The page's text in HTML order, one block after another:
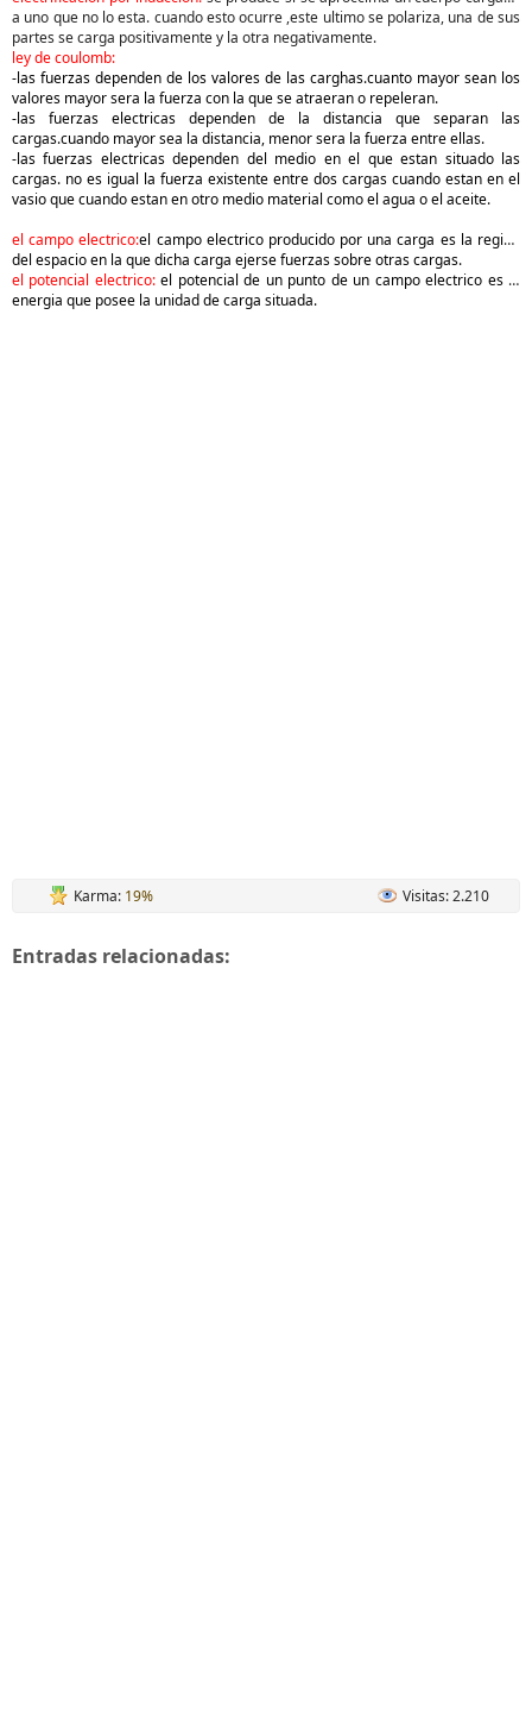
a uno que no lo esta. cuando esto ocurre ,este ultimo se polariza, una de sus
partes se carga positivamente y la otra negativamente.
ley de coulomb:
-las fuerzas dependen de los valores de las carghas.cuanto mayor sean los
valores mayor sera la fuerza con la que se atraeran o repeleran.
-las fuerzas electricas dependen de la distancia que separan las
cargas.cuando mayor sea la distancia, menor sera la fuerza entre ellas.
-las fuerzas electricas dependen del medio en el que estan situado las
cargas. no es igual la fuerza existente entre dos cargas cuando estan en el
vasio que cuando estan en otro medio material como el agua o el aceite.
el campo electrico:el campo electrico producido por una carga es la region
del espacio en la que dicha carga ejerse fuerzas sobre otras cargas.
el potencial electrico:el potencial de un punto de un campo electrico es la
energia que posee la unidad de carga situada.
Karma: 19% Visitas: 2.210
Entradas relacionadas: